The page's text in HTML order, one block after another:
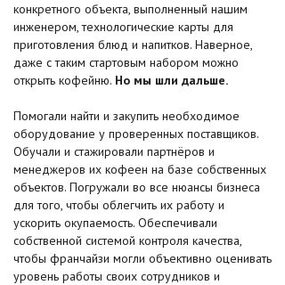
конкретного объекта, выполненный нашим
инженером, технологические карты для
приготовления блюд и напитков. Наверное,
даже с таким стартовым набором можно
открыть кофейню. Но мы шли дальше.
Помогали найти и закупить необходимое
оборудование у проверенных поставщиков.
Обучали и стажировали партнёров и
менеджеров их кофеен на базе собственных
объектов. Погружали во все нюансы бизнеса
для того, чтобы облегчить их работу и
ускорить окупаемость. Обеспечивали
собственной системой контроля качества,
чтобы франчайзи могли объективно оценивать
уровень работы своих сотрудников и